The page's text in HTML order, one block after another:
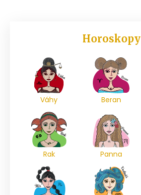
Horoskopy
Váhy Beran
Rak Panna